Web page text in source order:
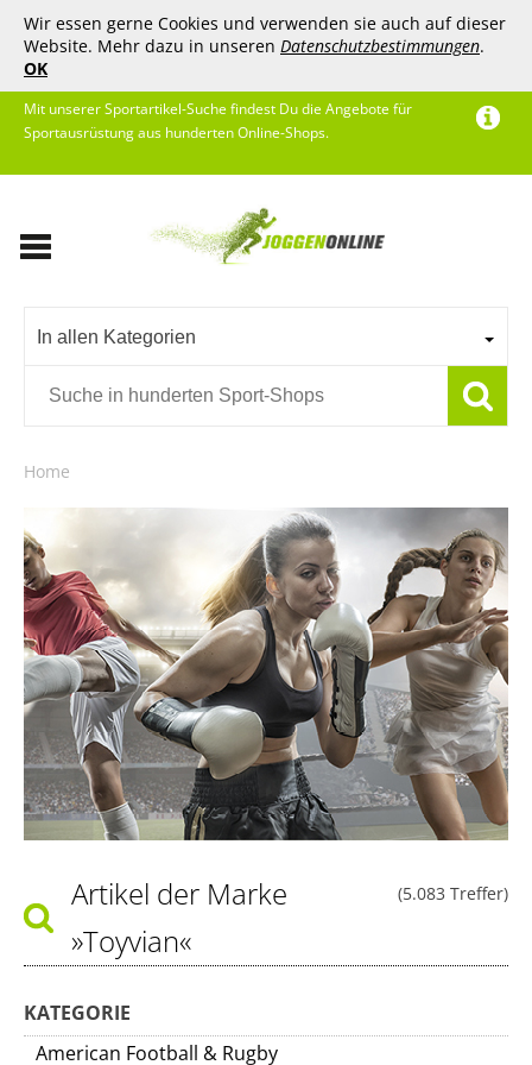
Wir essen gerne Cookies und verwenden sie auch auf dieser
Website. Mehr dazu in unseren Datenschutzbestimmungen.
OK
Mit unserer Sportartikel-Suche findest Du die Angebote für
Sportausrüstung aus hunderten Online-Shops.
In allen Kategorien
Home
(5.083 Treffer)
Artikel der Marke
»Toyvian«
KATEGORIE
American Football & Rugby